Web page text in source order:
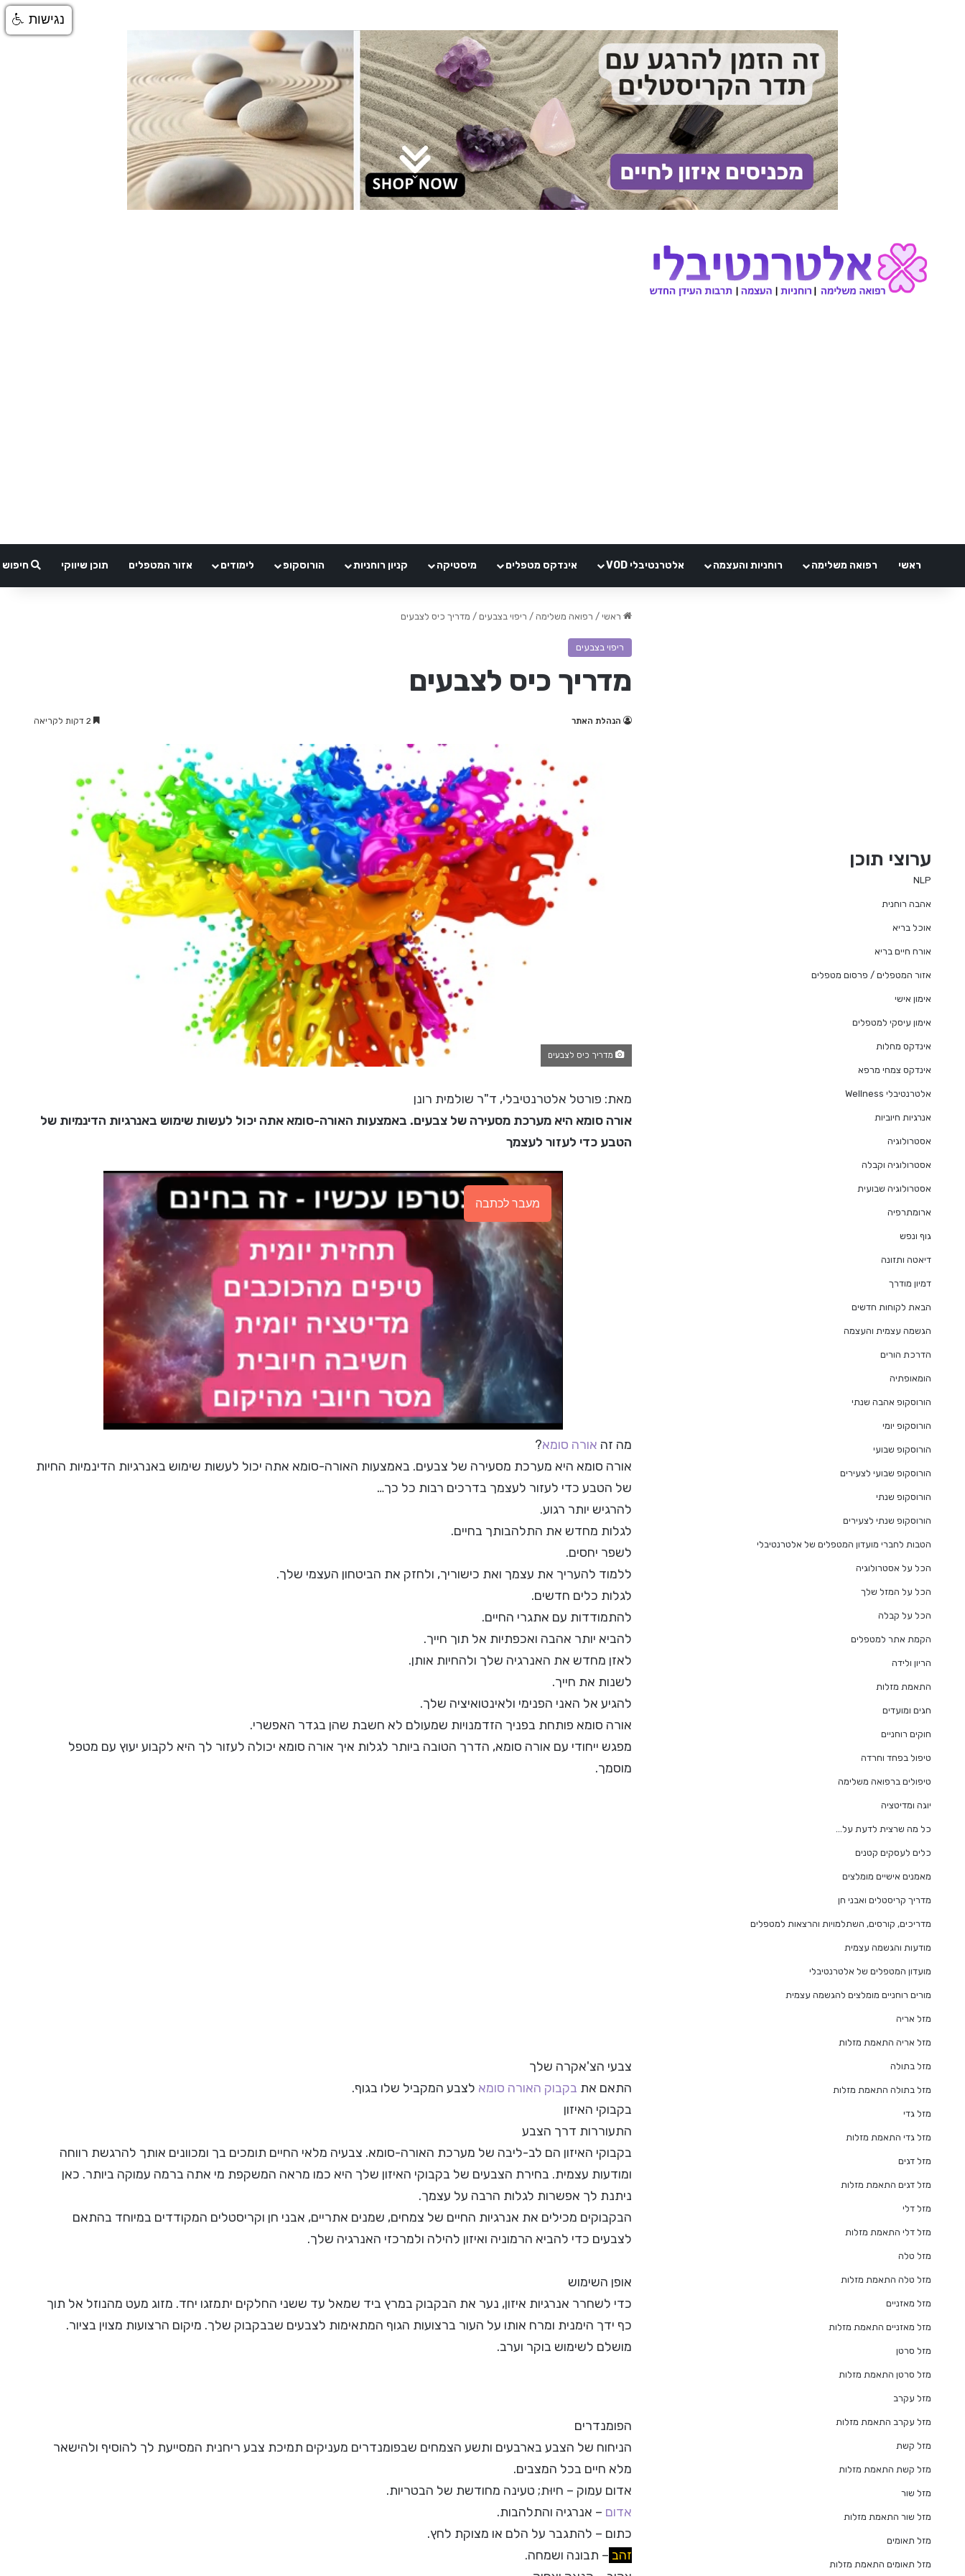
ראשי רפואה משלימה רוחניות והעצמה אלטרנטיבלי VOD אינדקס מטפלים מיסטיקה קניון רוחניות הורוסקופ לימודים אזור המטפלים תוכן שיווקי חיפוש
ראשי / רפואה משלימה / ריפוי בצבעים / מדריך כיס לצבעים
ריפוי בצבעים
מדריך כיס לצבעים
הנהלת האתר
מדריך כיס לצבעים
מאת: פורטל אלטרנטיבלי, ד"ר שולמית רונן
אורה סומא היא מערכת מסעירה של צבעים. באמצעות האורה-סומא אתה יכול לעשות שימוש באנרגיות הדינמיות של
הטבע כדי לעזור לעצמך
מעבר לכתבה
מה זה אורה סומא?
אורה סומא היא מערכת מסעירה של צבעים. באמצעות האורה-סומא אתה יכול לעשות שימוש באנרגיות הדינמיות החיות
של הטבע כדי לעזור לעצמך בדרכים רבות כל כך…
להרגיש יותר רגוע.
לגלות מחדש את התלהבותך בחיים.
לשפר יחסים.
ללמוד להעריך את עצמך ואת כישוריך, ולחזק את הביטחון העצמי שלך.
לגלות כלים חדשים.
להתמודדות עם אתגרי החיים.
להביא יותר אהבה ואכפתיות אל תוך חייך.
לאזן מחדש את האנרגיה שלך ולהחיות אותן.
לשנות את חייך.
להגיע אל האני הפנימי ולאינטואיציה שלך.
אורה סומא פותחת בפניך הזדמנויות שמעולם לא חשבת שהן בגדר האפשרי.
מפגש ייחודי עם אורה סומא, הדרך הטובה ביותר לגלות איך אורה סומא יכולה לעזור לך היא לקבוע יעוץ עם מטפל
מוסמך.
צבעי הצ'אקרה שלך
התאם את בקבוק האורה סומא לצבע המקביל שלו בגוף.
בקבוקי האיזון
התעוררות דרך הצבע
בקבוקי האיזון הם לב-ליבה של מערכת האורה-סומא. צבעיה מלאי החיים תומכים בך ומכוונים אותך להרגשת רווחה
ומודעות עצמית. בחירת הצבעים של בקבוקי האיזון שלך היא כמו מראה המשקפת מי אתה ברמה עמוקה ביותר. כאן
ניתנת לך אפשרות לגלות הרבה על עצמך.
הבקבוקים מכילים את אנרגיות החיים של צמחים, שמנים אתריים, אבני חן וקריסטלים המקודדים במיוחד בהתאם
לצבעים כדי להביא הרמוניה ואיזון להילה ולמרכזי האנרגיה שלך.
אופן השימוש
כדי לשחרר אנרגיות איזון, נער את הבקבוק במרץ ביד שמאל עד ששני החלקים יתמזגו יחד. מזוג מעט מהנוזל אל תוך
כף ידך הימנית ומרח אותו על העור ברצועות הגוף המתאימות לצבעים שבבקבוק שלך. מיקום הרצועות מצוין בציור.
מושלם לשימוש בוקר וערב.
הפומנדרים
הניחוח של הצבע בארבעים ותשע הצמחים שבפומנדרים מעניקים תמיכת צבע ריחנית המסייעת לך להוסיף ולהישאר
מלא חיים בכל המצבים.
אדום עמוק – חיוּת; טעינה מחודשת של הבטריות.
אדום – אנרגיה והתלהבות.
כתום – להתגבר על הלם או מצוקת לחץ.
זהב – תבונה ושמחה.
ערוצי תוכן
NLP
אהבה רוחנית
אוכל בריא
אורח חיים בריא
אזור המטפלים / פרסום מטפלים
אימון אישי
אימון עיסקי למטפלים
אינדקס מחלות
אינדקס צמחי מרפא
אלטרנטיבלי Wellness
אנרגיות חיוביות
אסטרולוגיה
אסטרולוגיה וקבלה
אסטרולוגיה שבועית
ארומתרפיה
גוף ונפש
דיאטה ותזונה
דמיון מודרך
הבאת לקוחות חדשים
הגשמה עצמית והעצמה
הדרכת הורים
הומאופתיה
הורוסקופ אהבה שנתי
הורוסקופ יומי
הורוסקופ שבועי
הורוסקופ שבועי לצעירים
הורוסקופ שנתי
הורוסקופ שנתי לצעירים
הטבות לחברי מועדון המטפלים של אלטרנטיבלי
הכל על אסטרולוגיה
הכל על המזל שלך
הכל על קבלה
הקמת אתר למטפלים
הריון ולידה
התאמת מזלות
חגים ומועדים
חוקים רוחניים
טיפול בפחד וחרדה
טיפולים ברפואה משלימה
יוגה ומדיטציה
כל מה שרצית לדעת על…
כלים לעסקים קטנים
מאמנים אישיים מומלצים
מדריך קריסטלים ואבני חן
מדריכים, קורסים, השתלמויות והרצאות למטפלים
מודעות והגשמה עצמית
מועדון המטפלים של אלטרנטיבלי
מורים רוחניים מומלצים להגשמה עצמית
מזל אריה
מזל אריה התאמת מזלות
מזל בתולה
מזל בתולה התאמת מזלות
מזל גדי
מזל גדי התאמת מזלות
מזל דגים
מזל דגים התאמת מזלות
מזל דלי
מזל דלי התאמת מזלות
מזל טלה
מזל טלה התאמת מזלות
מזל מאזניים
מזל מאזניים התאמת מזלות
מזל סרטן
מזל סרטן התאמת מזלות
מזל עקרב
מזל עקרב התאמת מזלות
מזל קשת
מזל קשת התאמת מזלות
מזל שור
מזל שור התאמת מזלות
מזל תאומים
מזל תאומים התאמת מזלות
נגישות